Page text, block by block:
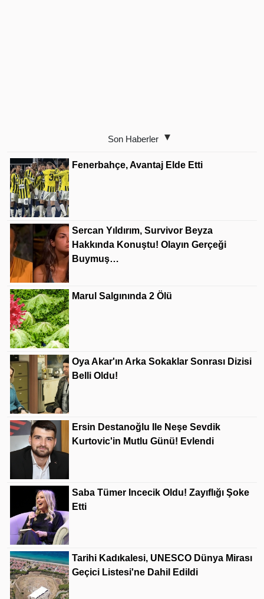
Son Haberler
Fenerbahçe, Avantaj Elde Etti
Sercan Yıldırım, Survivor Beyza
Hakkında Konuştu! Olayın Gerçeği
Buymuş…
Marul Salgınında 2 Ölü
Oya Akar'ın Arka Sokaklar Sonrası Dizisi
Belli Oldu!
Ersin Destanoğlu Ile Neşe Sevdik
Kurtovic'in Mutlu Günü! Evlendi
Saba Tümer Incecik Oldu! Zayıflığı Şoke
Etti
Tarihi Kadıkalesi, UNESCO Dünya Mirası
Geçici Listesi'ne Dahil Edildi